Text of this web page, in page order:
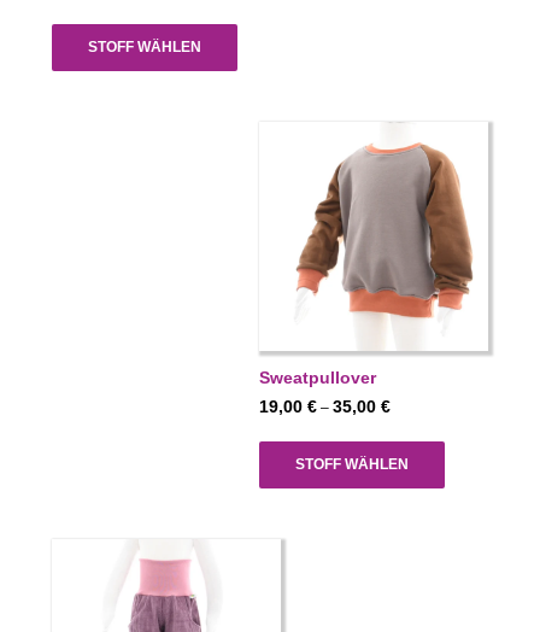
38,00 €
STOFF WÄHLEN
Sweatpullover
19,00€ –35,00€Preisspanne:
bis
35,00 €
STOFF WÄHLEN